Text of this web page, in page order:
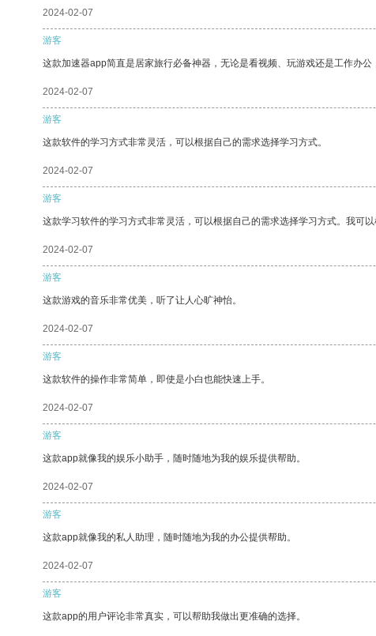
2024-02-07
游客
这款加速器app简直是居家旅行必备神器，无论是看视频、玩游戏还是工作办
2024-02-07
游客
这款软件的学习方式非常灵活，可以根据自己的需求选择学习方式。
2024-02-07
游客
这款学习软件的学习方式非常灵活，可以根据自己的需求选择学习方式。我可以
2024-02-07
游客
这款游戏的音乐非常优美，听了让人心旷神怡。
2024-02-07
游客
这款软件的操作非常简单，即使是小白也能快速上手。
2024-02-07
游客
这款app就像我的娱乐小助手，随时随地为我的娱乐提供帮助。
2024-02-07
游客
这款app就像我的私人助理，随时随地为我的办公提供帮助。
2024-02-07
游客
这款app的用户评论非常真实，可以帮助我做出更准确的选择。